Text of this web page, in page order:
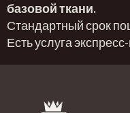
базовой ткани.
Стандартный срок
Есть услуга